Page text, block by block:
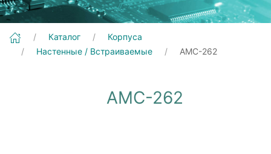
Каталог
Корпуса
Настенные / Встраиваемые
AMC-262
AMC-262